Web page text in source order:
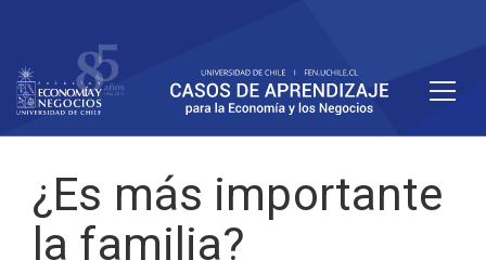
¿Es más importante
la familia?